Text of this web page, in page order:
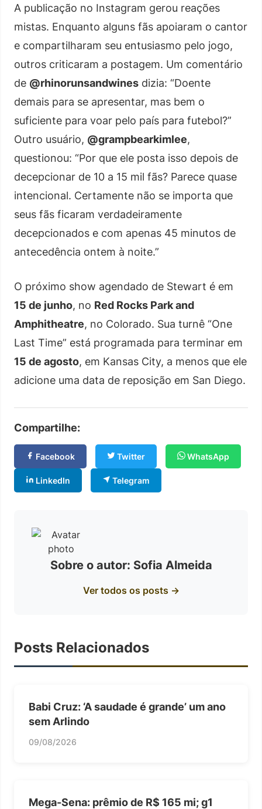
A publicação no Instagram gerou reações
mistas. Enquanto alguns fãs apoiaram o cantor
e compartilharam seu entusiasmo pelo jogo,
outros criticaram a postagem. Um comentário
de @rhinorunsandwines dizia: “Doente
demais para se apresentar, mas bem o
suficiente para voar pelo país para futebol?”
Outro usuário, @grampbearkimlee,
questionou: “Por que ele posta isso depois de
decepcionar de 10 a 15 mil fãs? Parece quase
intencional. Certamente não se importa que
seus fãs ficaram verdadeiramente
decepcionados e com apenas 45 minutos de
antecedência ontem à noite.”
O próximo show agendado de Stewart é em
15 de junho, no Red Rocks Park and
Amphitheatre, no Colorado. Sua turnê “One
Last Time” está programada para terminar em
15 de agosto, em Kansas City, a menos que ele
adicione uma data de reposição em San Diego.
Compartilhe:
Facebook Twitter WhatsApp
LinkedIn Telegram
Sobre o autor: Sofia Almeida
Ver todos os posts →
Posts Relacionados
Babi Cruz: ‘A saudade é grande’ um ano
sem Arlindo
09/08/2026
Mega-Sena: prêmio de R$ 165 mi; g1